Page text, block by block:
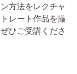
方法をレクチャ
レート作品を撮
ひご受講くださ